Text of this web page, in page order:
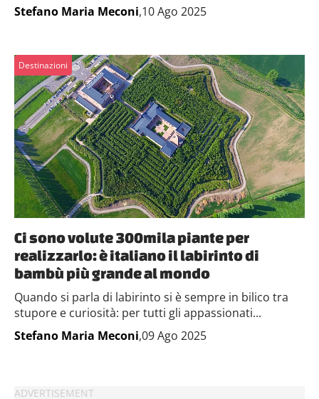
Stefano Maria Meconi,10 Ago 2025
Destinazioni
Ci sono volute 300mila piante per
realizzarlo: è italiano il labirinto di
bambù più grande al mondo
Quando si parla di labirinto si è sempre in bilico tra
stupore e curiosità: per tutti gli appassionati...
Stefano Maria Meconi,09 Ago 2025